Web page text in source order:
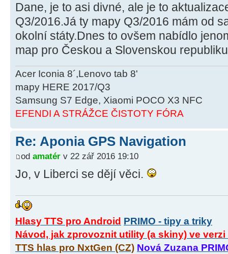
Dane, je to asi divné, ale je to
Q3/2016.Já ty mapy Q3/2016 mám od
okolní státy.Dnes to ovšem nabídlo
map pro Českou a Slovenskou
Acer Iconia 8´,Lenovo tab 8'
mapy HERE 2017/Q3
Samsung S7 Edge, Xiaomi POCO X3 NFC
EFENDI A STRÁŽCE ČISTOTY FÓRA
Re: Aponia GPS Navigation
od amatér v 22 zář 2016 19:10
Jo, v Liberci se dějí věci.
Hlasy TTS pro Android PRIMO - tipy a triky
Návod, jak zprovoznit utility (a skiny) ve
TTS hlas pro NxtGen (CZ) Nová Zuzana